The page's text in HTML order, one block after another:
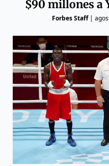
$90 millones a
Forbes Staff|